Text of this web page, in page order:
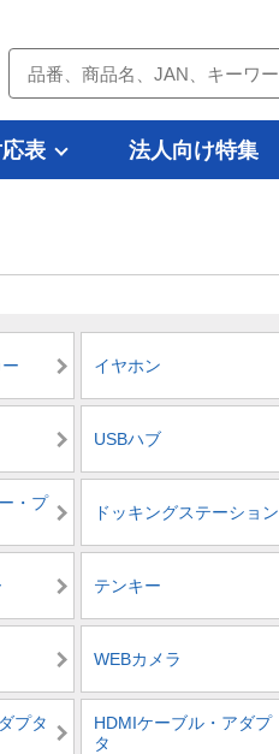
表 法人向け特集
イヤホン
USBハブ
・プ
ドッキングステーション
テンキー
WEBカメラ
プタ
HDMIケーブル・アダプ
タ